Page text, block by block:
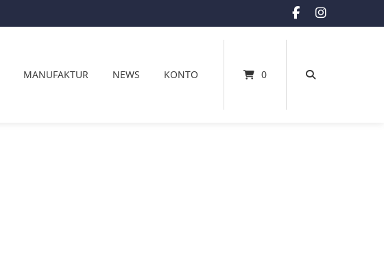
MANUFAKTUR NEWS KONTO 0